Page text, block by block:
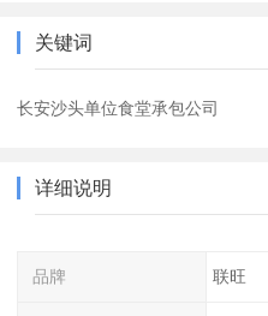
关键词
长安沙头单位食堂承包公司
详细说明
品牌 联旺